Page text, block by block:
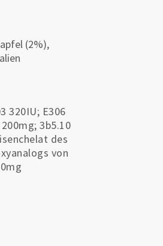
(2%),
320IU; E306
3b5.10
des
von